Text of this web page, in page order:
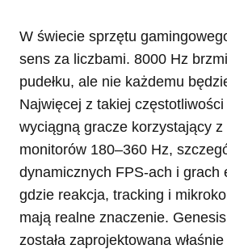
W świecie sprzętu
sens za liczbami. 8000 Hz
pudełku, ale nie każdemu
Najwięcej z takiej
wyciągną gracze korzystający z
monitorów 180–360 Hz,
dynamicznych FPS-ach i grach
gdzie reakcja, tracking i
mają realne znaczenie.
została zaprojektowana